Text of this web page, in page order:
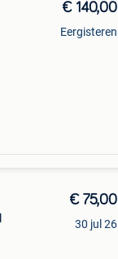
€ 140,00
Eergisteren
€ 75,00
30 jul 26